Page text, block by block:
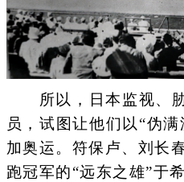
所以，日本监视、胁
员，试图让他们以“伪
加奥运。符保卢、刘长
跑冠军的“远东之雄”于